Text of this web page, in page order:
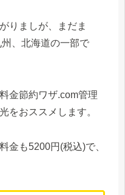
りましが、まだま
、北海道の一部で
金節約ワザ.com管理
をおススメします。
金も5200円(税込)で、